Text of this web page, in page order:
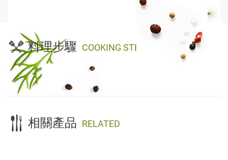
料理步驟 COOKING STEP
相關產品 RELATED